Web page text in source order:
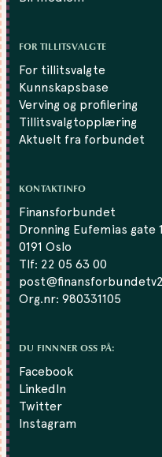
FOR TILLITSVALGTE
For tillitsvalgte
Kunnskapsbase
Verving og profilering
Tillitsvalgtopplæring
Aktuelt fra forbundet
KONTAKTINFO
Finansforbundet
Dronning Eufemias gate
0191 Oslo
Tlf: 22 05 63 00
Org.nr: 980331105
DU FINNNER OSS PÅ:
Facebook
LinkedIn
Twitter
Instagram